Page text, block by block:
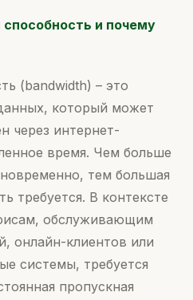
и почему
(bandwidth) – это
который может
через интернет-
время. Чем больше
тем большая
требуется. В контексте
обслуживающим
онлайн-клиентов или
системы, требуется
пропускная